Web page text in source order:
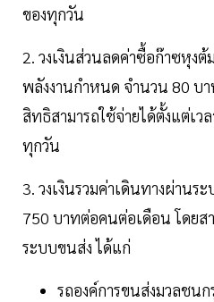
ของทุกวัน
2. วงเงินส่วนลดค่าซื้อก๊าซหุงต้
พลังงานกำหนด จำนวน 80 บ
สิทธิสามารถใช้จ่ายได้ตั้งแต่เว
ทุกวัน
3. วงเงินรวมค่าเดินทางผ่าน
750 บาทต่อคนต่อเดือน โดยส
ระบบขนส่ง ได้แก่
รถองค์การขนส่งมวลชน